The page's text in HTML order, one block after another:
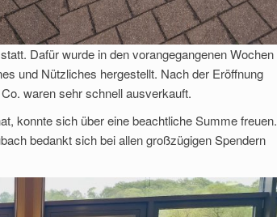
Dafür wurde in den vorangegangenen Wochen
und Nützliches hergestellt. Nach der Eröffnung
waren sehr schnell ausverkauft.
konnte sich über eine beachtliche Summe freuen.
bedankt sich bei allen großzügigen Spendern